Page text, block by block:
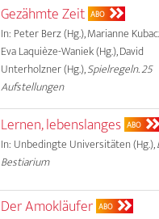
Gezähmte Zeit ABO
In: Peter Berz (Hg.), Marianne
Eva Laquièze-Waniek (Hg.), David
Unterholzner (Hg.),Spielregeln. 25
Aufstellungen
Lernen, lebenslanges ABO
In: Unbedingte Universitäten (Hg.),
Bestiarium
Der Amokläufer ABO